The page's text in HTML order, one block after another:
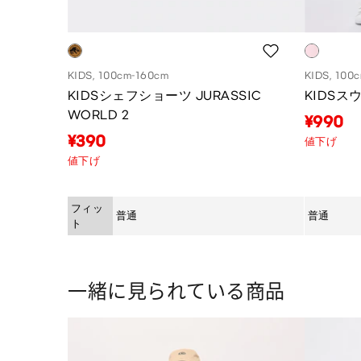
KIDS, 100cm-160cm
KIDSシェフショーツ JURASSIC
WORLD 2
¥390
値下げ
フィッ
ト
普通
KIDS,
KIDSス
¥990
値下げ
普通
一緒に見られている商品